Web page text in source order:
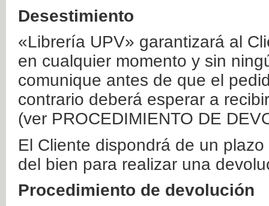
Desestimiento
«Librería UPV» garantizará al
en cualquier momento y sin
comunique antes de que el
contrario deberá esperar a
(ver PROCEDIMIENTO DE
El Cliente dispondrá de un
del bien para realizar una
Procedimiento de devolución